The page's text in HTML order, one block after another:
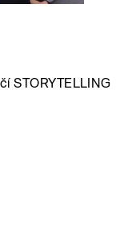
STORYTELLING